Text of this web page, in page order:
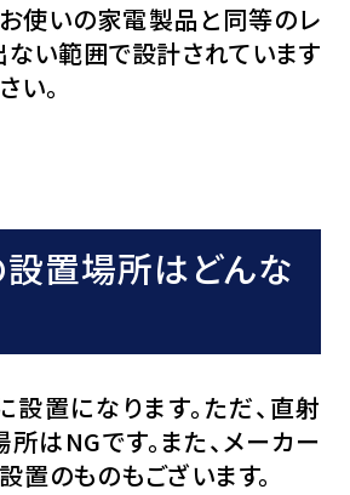
使いの家電製品と同等のレ
い範囲で設計されています
い。
置場所はどんな
置になります。ただ、直射
はNGです。また、メーカー
置のものもございます。